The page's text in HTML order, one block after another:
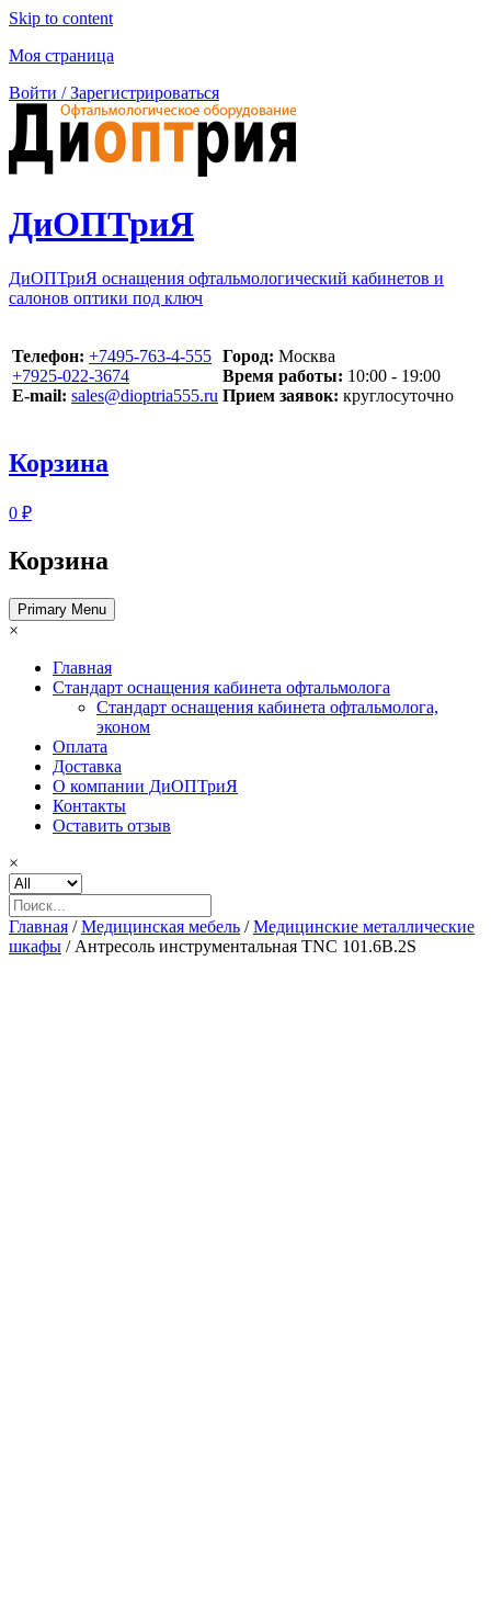
Skip to content
Моя страница
Войти / Зарегистрироваться
ДиОПТриЯ
ДиОПТриЯ оснащения офтальмологический кабинетов и
салонов оптики под ключ
Телефон: ‪+7495-763-4-555‬
‪+7925-022-3674‬
E-mail: sales@dioptria555.ru
Город: Москва
Время работы: 10:00 - 19:00
Прием заявок: круглосуточно
Корзина
0 ₽
Корзина
Primary Menu
×
Главная
Стандарт оснащения кабинета офтальмолога
Стандарт оснащения кабинета офтальмолога,
эконом
Оплата
Доставка
О компании ДиОПТриЯ
Контакты
Оставить отзыв
×
Главная /Медицинская мебель /Медицинские металлические
шкафы / Антресоль инструментальная TNC 101.6B.2S